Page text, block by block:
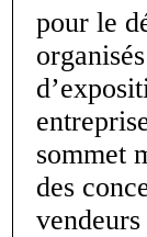
pour le
sommet
des